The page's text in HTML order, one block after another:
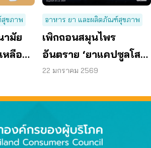
ขภาพ
ามัย
หลือ
อาหาร ยา และผลิตภัณฑ์สุขภาพ
เพิกถอนสมุนไพร
อันตราย ‘ยาแคปซูลโสม
ปู่เซิน’ ขายออนไลน์
22 มกราคม 2569